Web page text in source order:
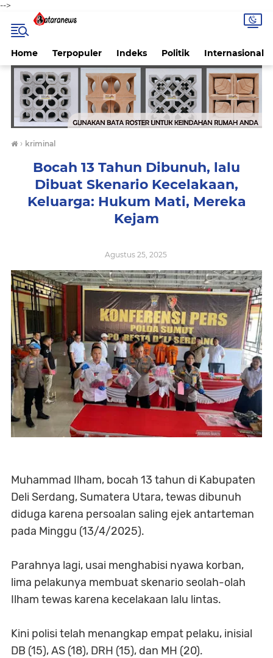
-->
Home Terpopuler Indeks Politik Internasional
› kriminal
Bocah 13 Tahun Dibunuh, lalu
Dibuat Skenario Kecelakaan,
Keluarga: Hukum Mati, Mereka
Kejam
Agustus 25, 2025
Muhammad Ilham, bocah 13 tahun di Kabupaten
Deli Serdang, Sumatera Utara, tewas dibunuh
diduga karena persoalan saling ejek antarteman
pada Minggu (13/4/2025).
Parahnya lagi, usai menghabisi nyawa korban,
lima pelakunya membuat skenario seolah-olah
Ilham tewas karena kecelakaan lalu lintas.
Kini polisi telah menangkap empat pelaku, inisial
DB (15), AS (18), DRH (15), dan MH (20).